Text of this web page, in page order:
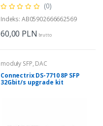
(0)
Indeks: AB05902666662569
60,00 PLN brutto
moduły SFP, DAC
Connectrix DS-7710 8P SFP
32Gbit/s upgrade kit